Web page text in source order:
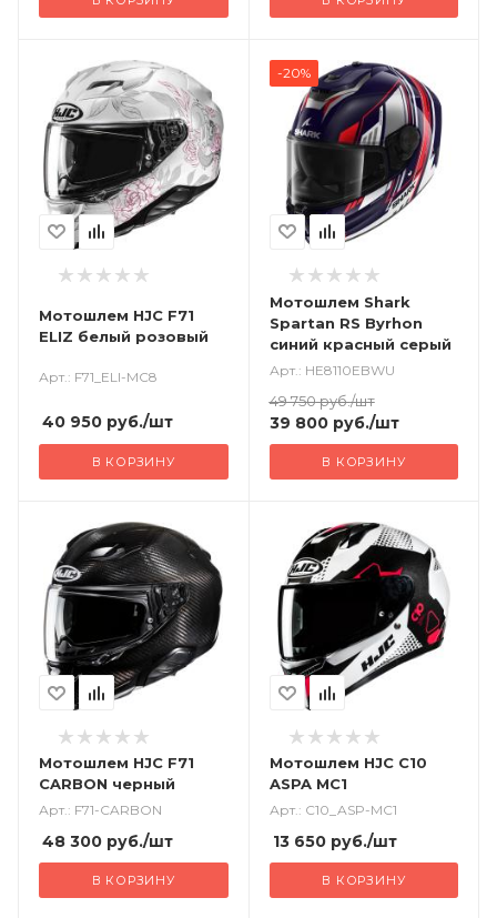
Мотошлем HJC F71
ELIZ белый розовый
Арт.: F71_ELI-MC8
40 950 руб./шт
В КОРЗИНУ
-20%
Мотошлем Shark
Spartan RS Byrhon
синий красный серый
Арт.: HE8110EBWU
49 750руб./шт
39 800руб./шт
В КОРЗИНУ
Мотошлем HJC F71
CARBON черный
Арт.: F71-CARBON
48 300 руб./шт
В КОРЗИНУ
Мотошлем HJC C10
ASPA MC1
Арт.: C10_ASP-MC1
13 650руб./шт
В КОРЗИНУ